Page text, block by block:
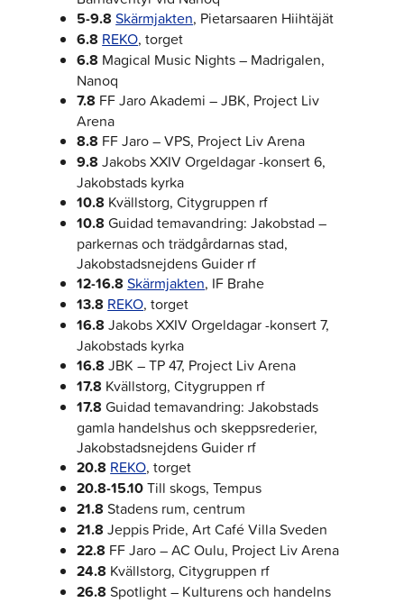
5-9.8 Skärmjakten, Pietarsaaren Hiihtäjät
6.8 REKO, torget
6.8 Magical Music Nights – Madrigalen,
Nanoq
7.8 FF Jaro Akademi – JBK, Project Liv
Arena
8.8 FF Jaro – VPS, Project Liv Arena
9.8 Jakobs XXIV Orgeldagar -konsert 6,
Jakobstads kyrka
10.8 Kvällstorg, Citygruppen rf
10.8 Guidad temavandring: Jakobstad –
parkernas och trädgårdarnas stad,
Jakobstadsnejdens Guider rf
12-16.8 Skärmjakten, IF Brahe
13.8 REKO, torget
16.8 Jakobs XXIV Orgeldagar -konsert 7,
Jakobstads kyrka
16.8 JBK – TP 47, Project Liv Arena
17.8 Kvällstorg, Citygruppen rf
17.8 Guidad temavandring: Jakobstads
gamla handelshus och skeppsrederier,
Jakobstadsnejdens Guider rf
20.8 REKO, torget
20.8-15.10Till skogs, Tempus
21.8 Stadens rum, centrum
21.8 Jeppis Pride, Art Café Villa Sveden
22.8 FF Jaro – AC Oulu, Project Liv Arena
24.8 Kvällstorg, Citygruppen rf
26.8 Spotlight – Kulturens och handelns